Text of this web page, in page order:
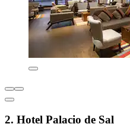
2. Hotel Palacio de Sal